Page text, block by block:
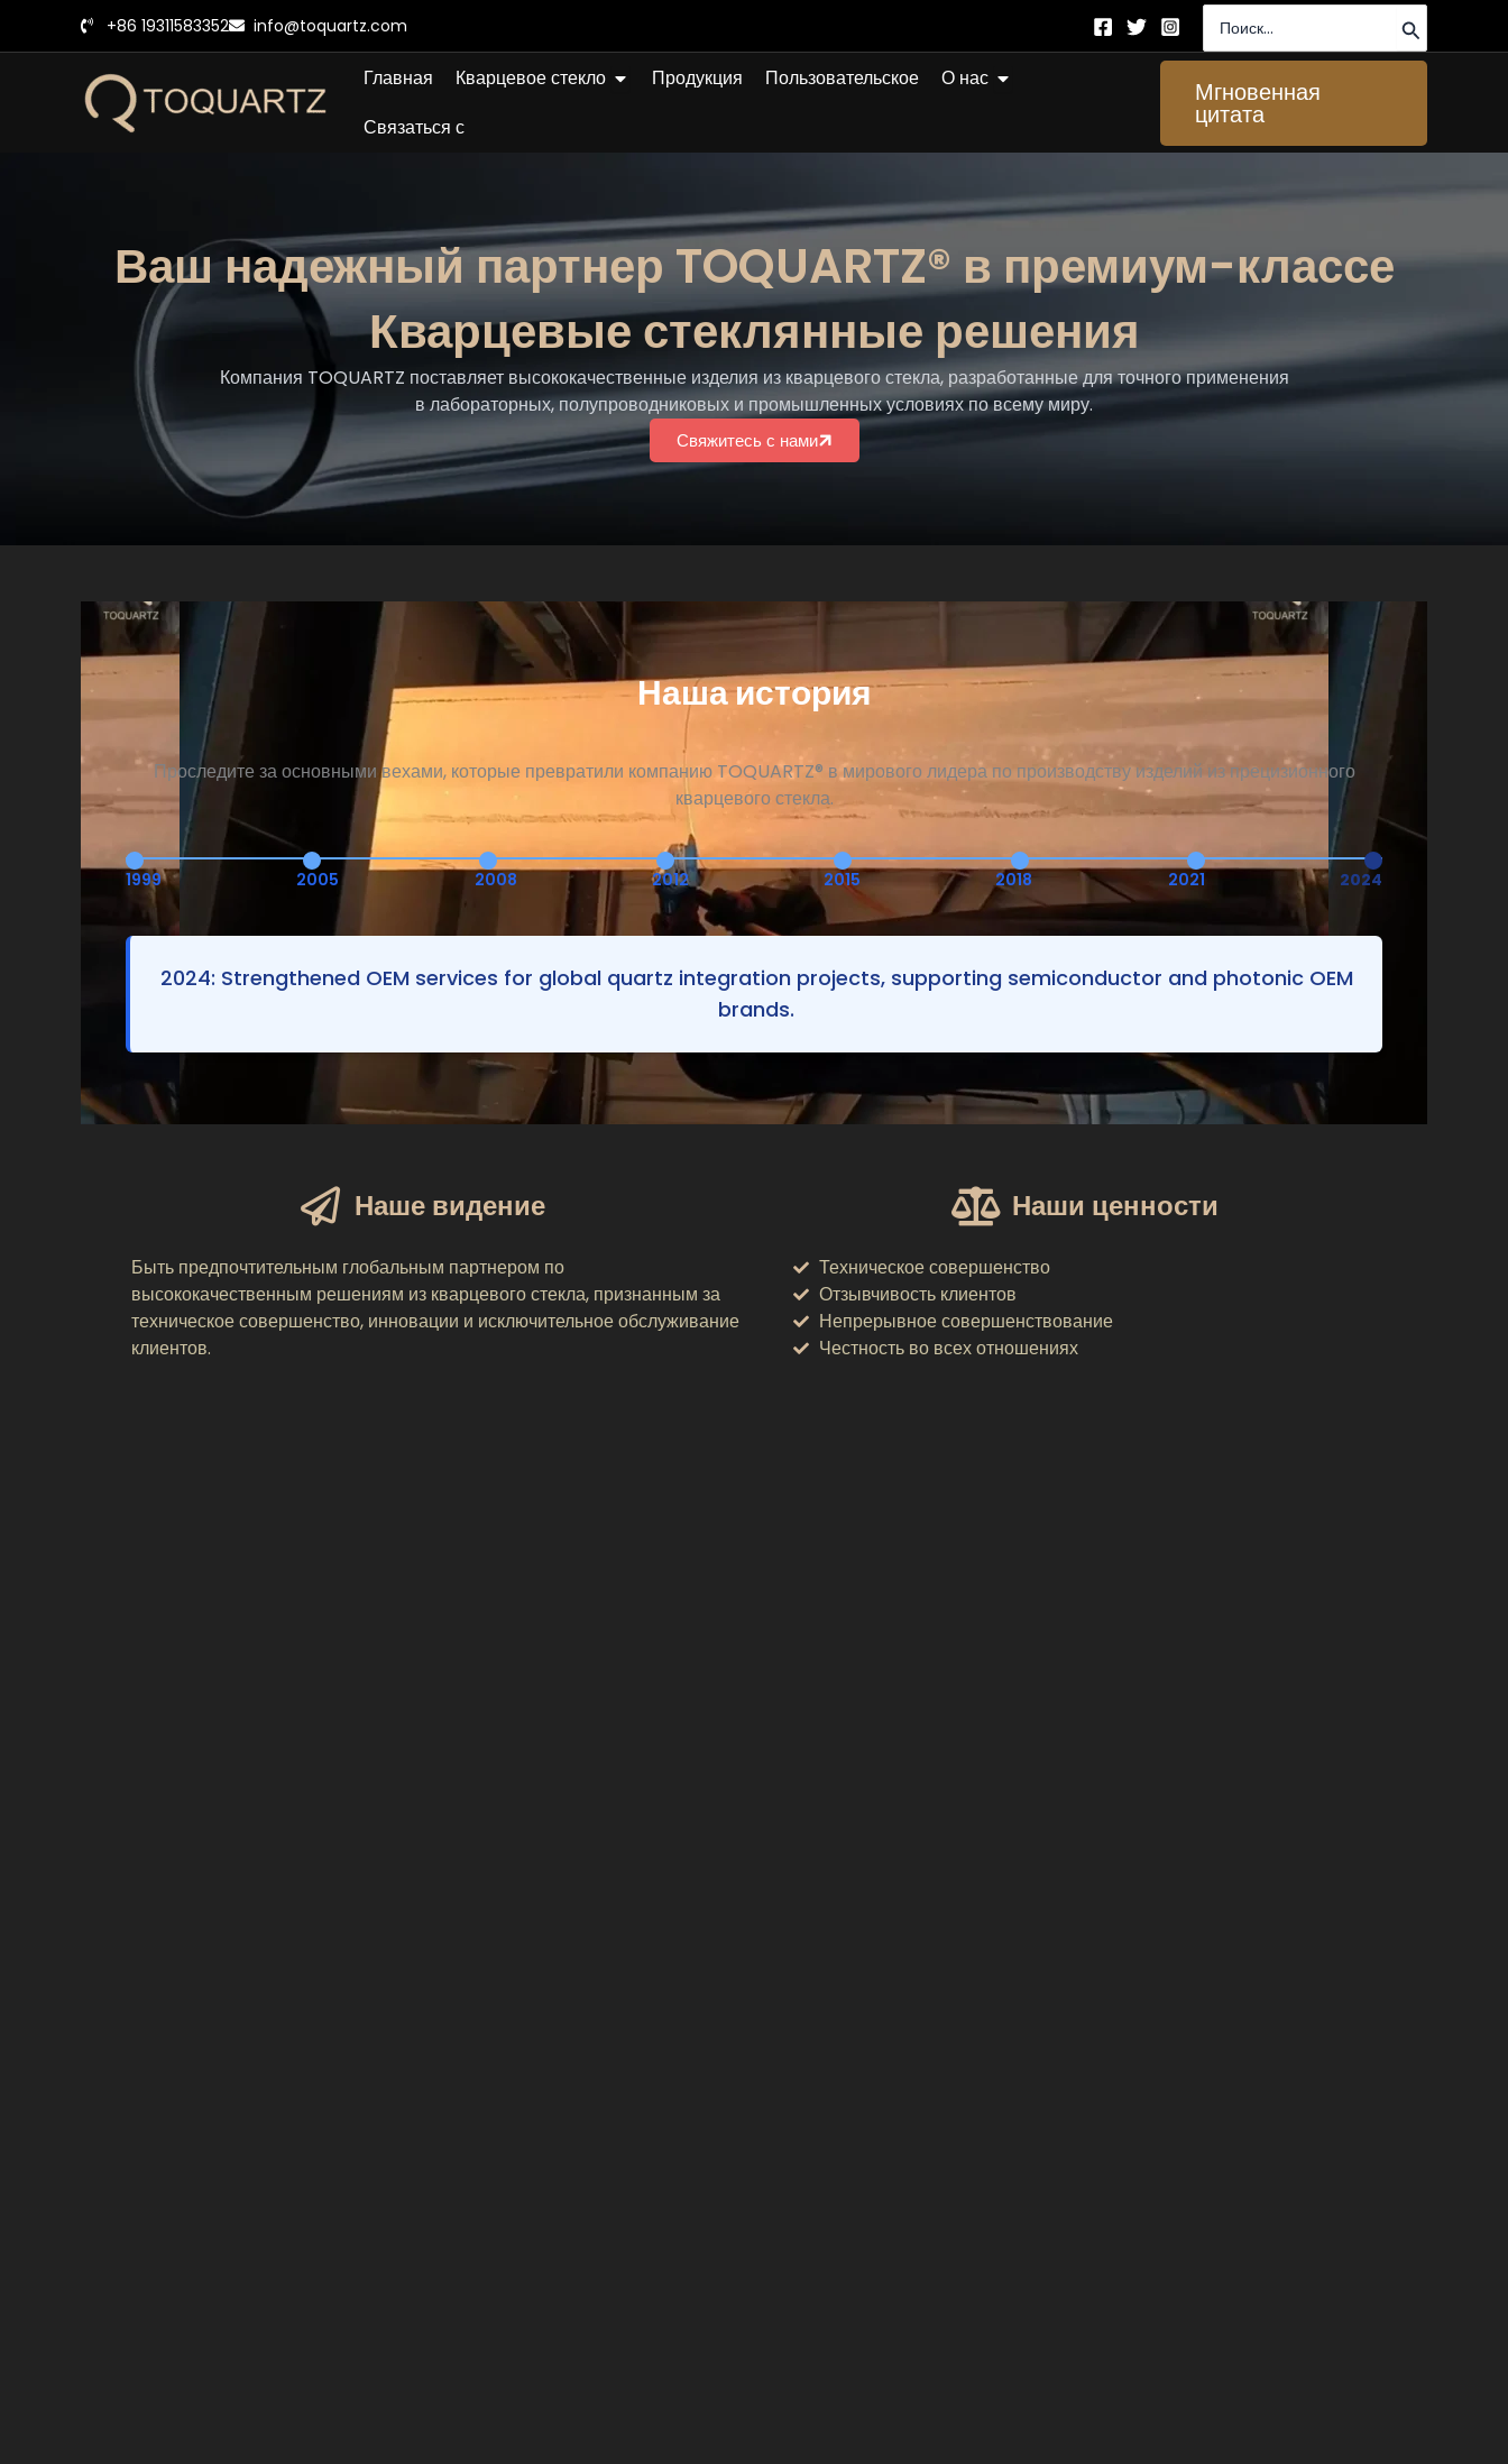
+86 19311583352 info@toquartz.com
Главная Кварцевое стекло Открыто Quartz Glass
Продукция Пользовательское О нас Открыто About Us
Связаться с
Мгновенная
цитата
Ваш надежный партнер TOQUARTZ® в премиум-классе
Кварцевые стеклянные решения
Компания TOQUARTZ поставляет высококачественные изделия из кварцевого стекла, разработанные для точного применения
в лабораторных, полупроводниковых и промышленных условиях по всему миру.
Свяжитесь с нами
Наша история
Проследите за основными вехами, которые превратили компанию TOQUARTZ® в мирового лидера по производству изделий из прецизионного
кварцевого стекла.
1999 2005 2008 2012 2015 2018 2021 2024
2024: Strengthened OEM services for global quartz integration projects, supporting semiconductor and photonic OEM
brands.
Наше видение
Быть предпочтительным глобальным партнером по
высококачественным решениям из кварцевого стекла, признанным за
техническое совершенство, инновации и исключительное обслуживание
клиентов.
Наши ценности
Техническое совершенство
Отзывчивость клиентов
Непрерывное совершенствование
Честность во всех отношениях